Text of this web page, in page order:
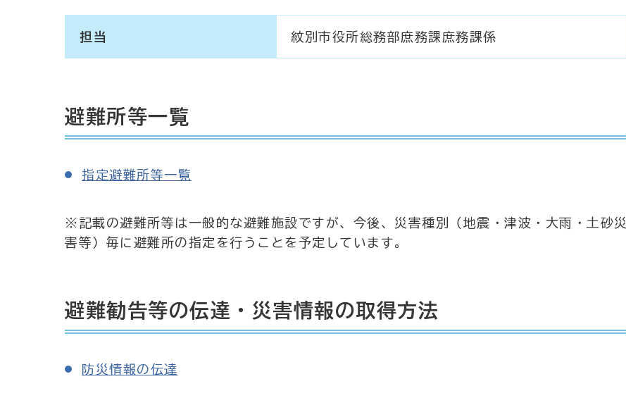
担当 紋別市役所総務部庶務課庶務課係
避難所等一覧
指定避難所等一覧
※記載の避難所等は一般的な避難施設ですが、今後、災害種別（地震・津波・大雨・土砂災
害等）毎に避難所の指定を行うことを予定しています。
避難勧告等の伝達・災害情報の取得方法
防災情報の伝達